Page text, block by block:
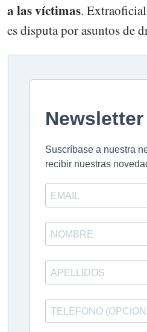
a las víctimas.
es disputa por asuntos de